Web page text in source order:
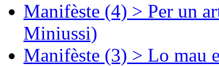
Manifèste (4) > Per un
Miniussi)
Manifèste (3) > Lo mau